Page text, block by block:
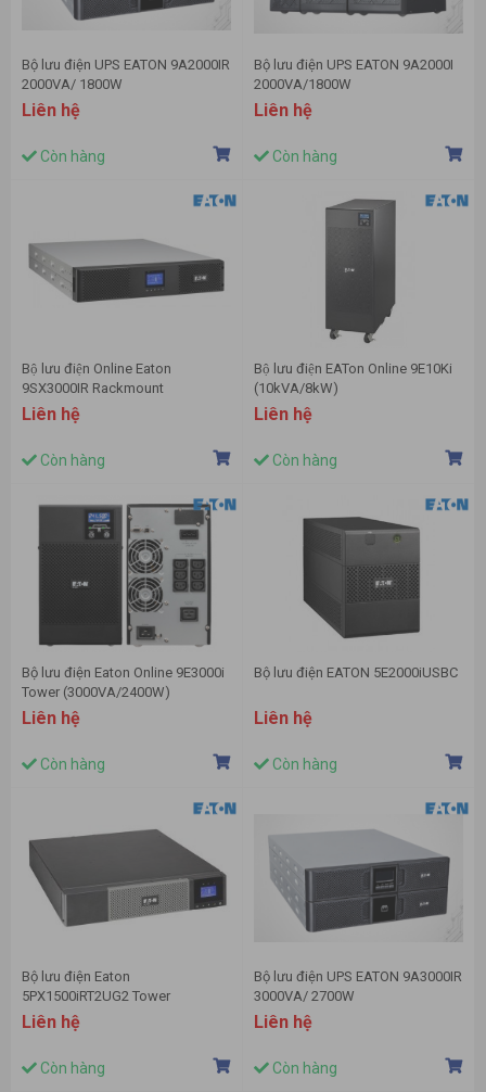
Bộ lưu điện UPS EATON 9A2000IR
2000VA/ 1800W
Liên hệ
Còn hàng
Bộ lưu điện UPS EATON 9A2000I
2000VA/1800W
Liên hệ
Còn hàng
Bộ lưu điện Online Eaton
9SX3000IR Rackmount
(3000VA/2700W)
Liên hệ
Còn hàng
Bộ lưu điện EATon Online 9E10Ki
(10kVA/8kW)
Liên hệ
Còn hàng
Bộ lưu điện Eaton Online 9E3000i
Tower (3000VA/2400W)
Liên hệ
Còn hàng
Bộ lưu điện EATON 5E2000iUSBC
Liên hệ
Còn hàng
Bộ lưu điện Eaton
5PX1500iRT2UG2 Tower
(1500VA/ 1350W)
Liên hệ
Còn hàng
Bộ lưu điện UPS EATON 9A3000IR
3000VA/ 2700W
Liên hệ
Còn hàng